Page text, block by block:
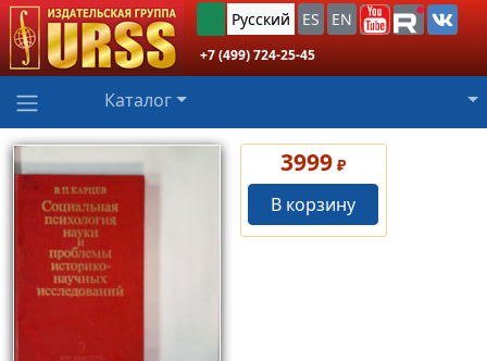
Русский ES EN
+7 (499) 724-25-45
Каталог
3999 ₽
В корзину